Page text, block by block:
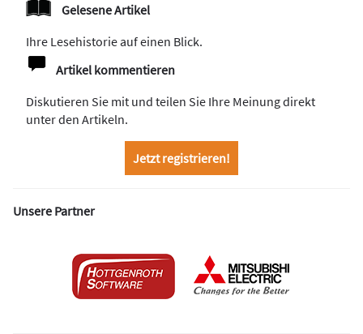
Gelesene Artikel
Ihre Lesehistorie auf einen Blick.
Artikel kommentieren
Diskutieren Sie mit und teilen Sie Ihre Meinung direkt
unter den Artikeln.
Jetzt registrieren!
Unsere Partner